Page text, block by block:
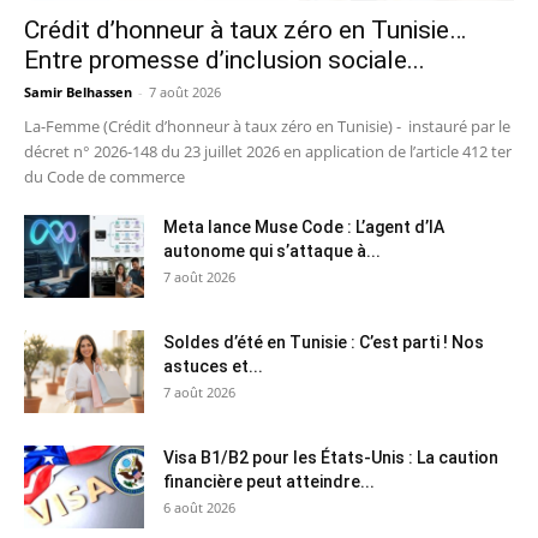
Crédit d’honneur à taux zéro en Tunisie…
Entre promesse d’inclusion sociale...
Samir Belhassen - 7 août 2026
La-Femme (Crédit d’honneur à taux zéro en Tunisie) - instauré par le
décret n° 2026-148 du 23 juillet 2026 en application de l’article 412 ter
du Code de commerce
Meta lance Muse Code : L’agent d’IA
autonome qui s’attaque à...
7 août 2026
Soldes d’été en Tunisie : C’est parti ! Nos
astuces et...
7 août 2026
Visa B1/B2 pour les États-Unis : La caution
financière peut atteindre...
6 août 2026